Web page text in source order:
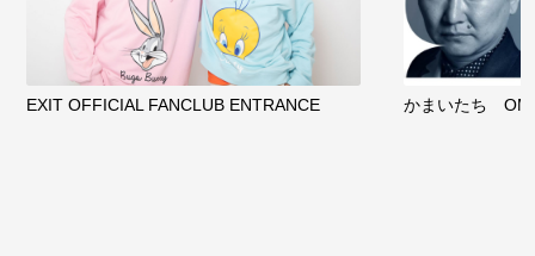
EXIT OFFICIAL FANCLUB ENTRANCE かまいたち